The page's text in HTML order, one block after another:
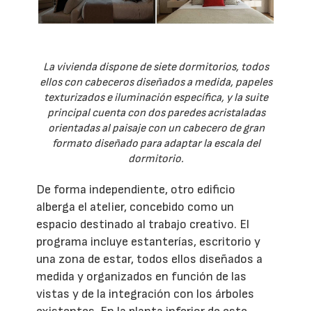
La vivienda dispone de siete dormitorios, todos
ellos con cabeceros diseñados a medida, papeles
texturizados e iluminación específica, y la suite
principal cuenta con dos paredes acristaladas
orientadas al paisaje con un cabecero de gran
formato diseñado para adaptar la escala del
dormitorio.
De forma independiente, otro edificio
alberga el atelier, concebido como un
espacio destinado al trabajo creativo. El
programa incluye estanterías, escritorio y
una zona de estar, todos ellos diseñados a
medida y organizados en función de las
vistas y de la integración con los árboles